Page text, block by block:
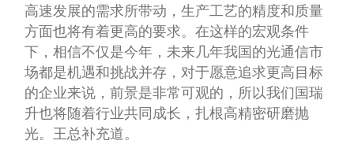
高速发展的需求所带动，生产工艺的精度和质量
方面也将有着更高的要求。在这样的宏观条件
下，相信不仅是今年，未来几年我国的光通信市
场都是机遇和挑战并存，对于愿意追求更高目标
的企业来说，前景是非常可观的，所以我们国瑞
升也将随着行业共同成长，扎根高精密研磨抛
光。 王总补充道。